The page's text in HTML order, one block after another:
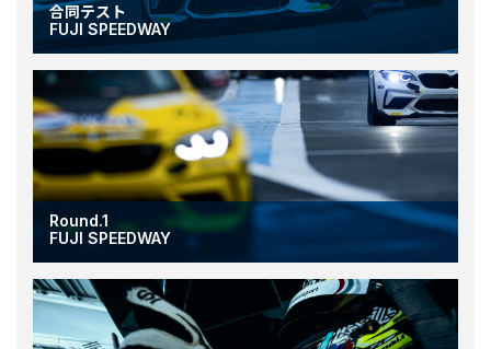
合同テスト
FUJI SPEEDWAY
Round.1
FUJI SPEEDWAY